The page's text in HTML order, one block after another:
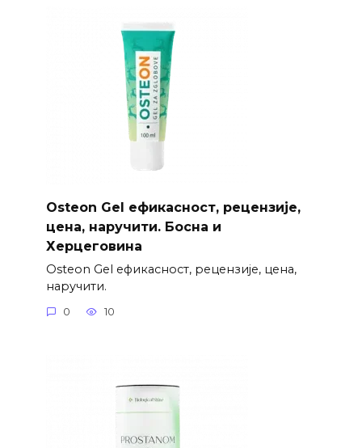
Osteon Gel ефикасност, рецензије,
цена, наручити. Босна и
Херцеговина
Osteon Gel ефикасност, рецензије, цена,
наручити.
0 10